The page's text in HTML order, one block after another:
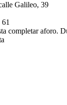
Galileo, 39
completar aforo.